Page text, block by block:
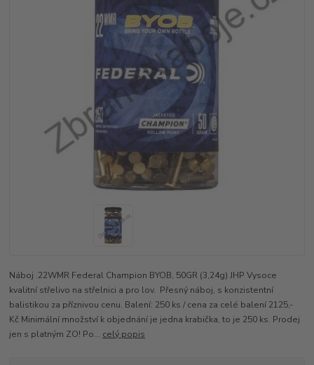
Náboj .22WMR Federal Champion BYOB, 50GR (3,24g) JHP Vysoce
kvalitní střelivo na střelnici a pro lov. Přesný náboj, s konzistentní
balistikou za příznivou cenu. Balení: 250 ks / cena za celé balení 2125,-
Kč Minimální množství k objednání je jedna krabička, to je 250 ks. Prodej
jen s platným ZO! Po... celý popis